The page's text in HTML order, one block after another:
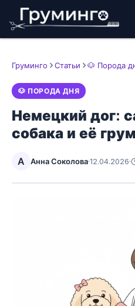
Груминго Статьи 🐶 Порода
🐶 ПОРОДА ДНЯ
Немецкий дог:
собака и её
А Анна Соколова·12.04.2026·